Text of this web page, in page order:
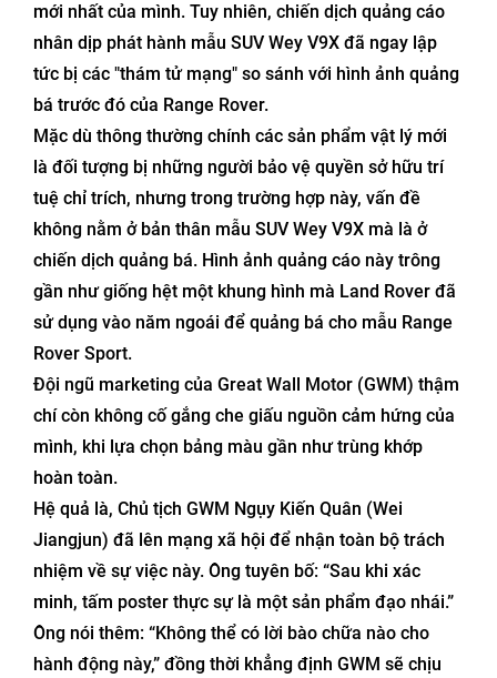
mới nhất của mình. Tuy nhiên, chiến dịch quảng cáo
nhân dịp phát hành mẫu SUV Wey V9X đã ngay lập
tức bị các "thám tử mạng" so sánh với hình ảnh quảng
bá trước đó của Range Rover.
Mặc dù thông thường chính các sản phẩm vật lý mới
là đối tượng bị những người bảo vệ quyền sở hữu trí
tuệ chỉ trích, nhưng trong trường hợp này, vấn đề
không nằm ở bản thân mẫu SUV Wey V9X mà là ở
chiến dịch quảng bá. Hình ảnh quảng cáo này trông
gần như giống hệt một khung hình mà Land Rover đã
sử dụng vào năm ngoái để quảng bá cho mẫu Range
Rover Sport.
Đội ngũ marketing của Great Wall Motor (GWM) thậm
chí còn không cố gắng che giấu nguồn cảm hứng của
mình, khi lựa chọn bảng màu gần như trùng khớp
hoàn toàn.
Hệ quả là, Chủ tịch GWM Ngụy Kiến Quân (Wei
Jiangjun) đã lên mạng xã hội để nhận toàn bộ trách
nhiệm về sự việc này. Ông tuyên bố: “Sau khi xác
minh, tấm poster thực sự là một sản phẩm đạo nhái.”
Ông nói thêm: “Không thể có lời bào chữa nào cho
hành động này,” đồng thời khẳng định GWM sẽ chịu